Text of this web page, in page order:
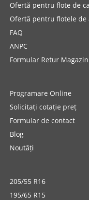
Ofertă pentru flote de
Ofertă pentru flotele de
FAQ
ANPC
Formular Retur
Programare Online
Solicitați cotație preț
Formular de contact
Blog
Noutăți
205/55 R16
195/65 R15